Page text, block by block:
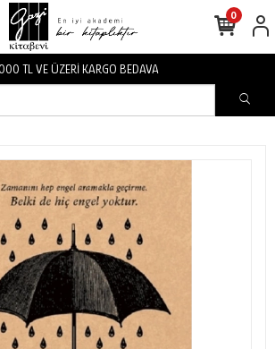
TL VE ÜZERİ KARGO BEDAVA
0